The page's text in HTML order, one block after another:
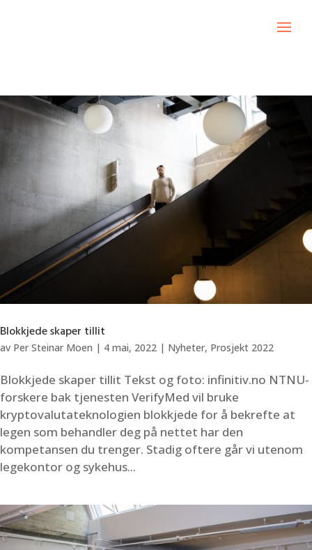
Blokkjede skaper tillit
av Per Steinar Moen | 4 mai, 2022 | Nyheter, Prosjekt 2022
Blokkjede skaper tillit Tekst og foto: infinitiv.no NTNU-
forskere bak tjenesten VerifyMed vil bruke
kryptovalutateknologien blokkjede for å bekrefte at
legen som behandler deg på nettet har den
kompetansen du trenger. Stadig oftere går vi utenom
legekontor og sykehus...